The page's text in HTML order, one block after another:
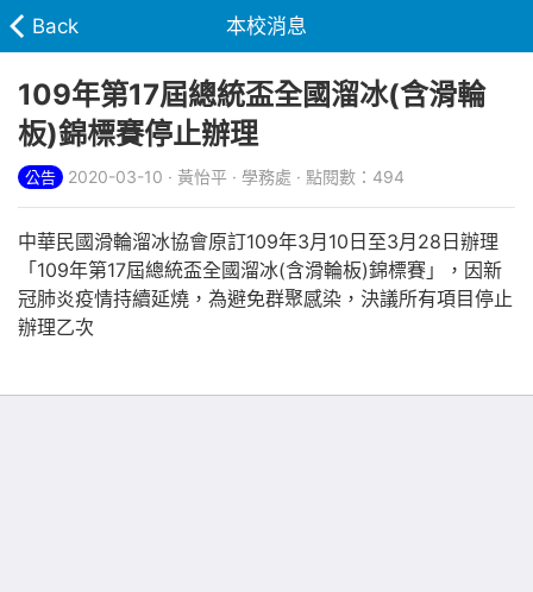
Back 本校消息
109年第17屆總統盃全國溜冰(含滑輪
板)錦標賽停止辦理
公告 2020-03-10 · 黃怡平 · 學務處 · 點閱數：494
中華民國滑輪溜冰協會原訂109年3月10日至3月28日辦理
「109年第17屆總統盃全國溜冰(含滑輪板)錦標賽」，因新
冠肺炎疫情持續延燒，為避免群聚感染，決議所有項目停止
辦理乙次